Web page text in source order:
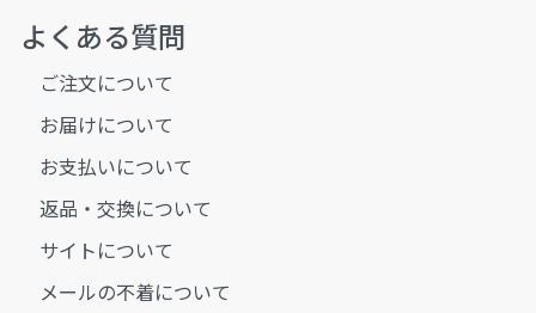
よくある質問
ご注文について
お届けについて
お支払いについて
返品・交換について
サイトについて
メールの不着について